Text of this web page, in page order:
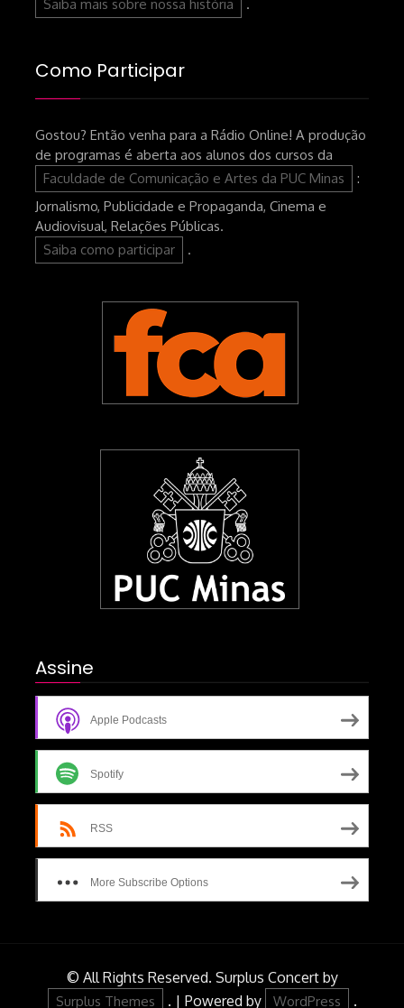
Saiba mais sobre nossa história
.
Como Participar
Gostou? Então venha para a Rádio Online! A produção
de programas é aberta aos alunos dos cursos da
Faculdade de Comunicação e Artes da PUC Minas
:
Jornalismo, Publicidade e Propaganda, Cinema e
Audiovisual, Relações Públicas.
Saiba como participar
.
Assine
Apple Podcasts
Spotify
RSS
More Subscribe Options
© All Rights Reserved. Surplus Concert by
Surplus Themes . | Powered by WordPress .